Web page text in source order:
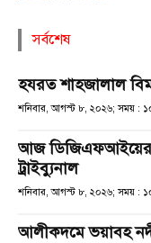
সর্বশেষ
হযরত শাহজালাল
শনিবার, আগস্ট ৮, ২০২৬; সময় :
আজ ডিজিএফআইয়ের
ট্রাইব্যুনাল
শনিবার, আগস্ট ৮, ২০২৬; সময় :
আলীকদমে ভয়াবহ